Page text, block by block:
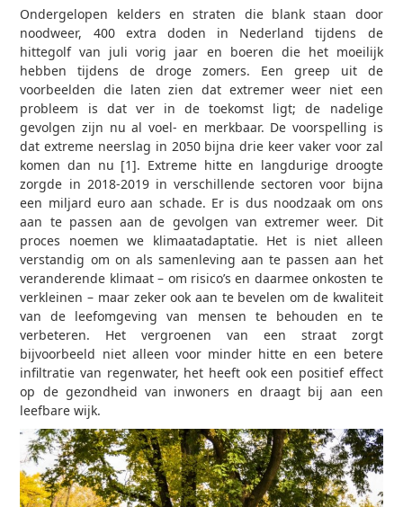
Ondergelopen kelders en straten die blank staan door
noodweer, 400 extra doden in Nederland tijdens de
hittegolf van juli vorig jaar en boeren die het moeilijk
hebben tijdens de droge zomers. Een greep uit de
voorbeelden die laten zien dat extremer weer niet een
probleem is dat ver in de toekomst ligt; de nadelige
gevolgen zijn nu al voel- en merkbaar. De voorspelling is
dat extreme neerslag in 2050 bijna drie keer vaker voor zal
komen dan nu [1]. Extreme hitte en langdurige droogte
zorgde in 2018-2019 in verschillende sectoren voor bijna
een miljard euro aan schade. Er is dus noodzaak om ons
aan te passen aan de gevolgen van extremer weer. Dit
proces noemen we klimaatadaptatie. Het is niet alleen
verstandig om on als samenleving aan te passen aan het
veranderende klimaat – om risico’s en daarmee onkosten te
verkleinen – maar zeker ook aan te bevelen om de kwaliteit
van de leefomgeving van mensen te behouden en te
verbeteren. Het vergroenen van een straat zorgt
bijvoorbeeld niet alleen voor minder hitte en een betere
infiltratie van regenwater, het heeft ook een positief effect
op de gezondheid van inwoners en draagt bij aan een
leefbare wijk.